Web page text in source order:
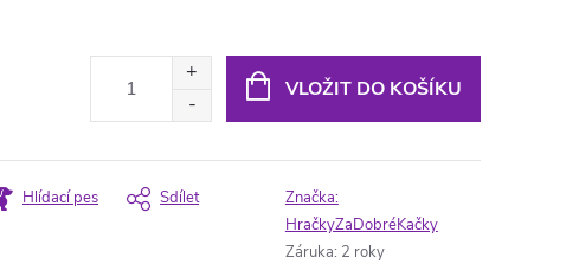
VLOŽIT DO KOŠÍKU
Hlídací pes Sdílet
Značka:
HračkyZaDobréKačky
Záruka: 2 roky